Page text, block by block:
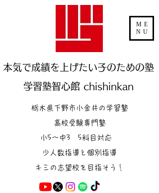
本気で成績を上げたい子のための塾
学習塾智心館 chishinkan
ME
NU
栃木県下野市小金井の学習塾
高校受験専門塾
小5～中3 5科目対応
少人数指導と個別指導
キミの志望校を目指そう！